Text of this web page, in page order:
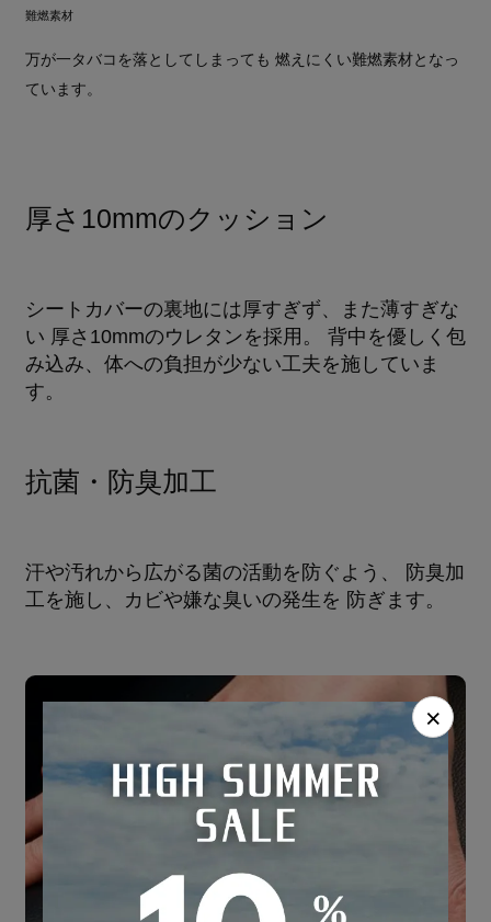
難燃素材
万が一タバコを落としてしまっても 燃えにくい難燃素材となっ
ています。
厚さ10mmのクッション
シートカバーの裏地には厚すぎず、また薄すぎな
い 厚さ10mmのウレタンを採用。 背中を優しく包
み込み、体への負担が少ない工夫を施していま
す。
抗菌・防臭加工
汗や汚れから広がる菌の活動を防ぐよう、 防臭加
工を施し、カビや嫌な臭いの発生を 防ぎます。
×